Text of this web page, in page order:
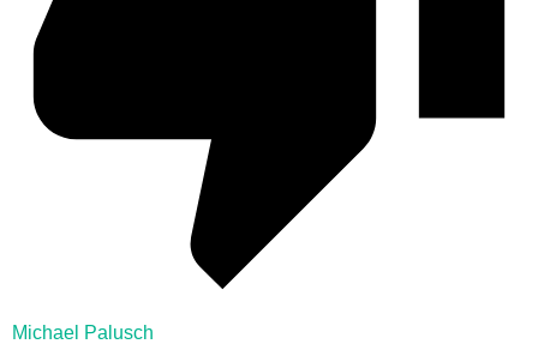
Michael Palusch